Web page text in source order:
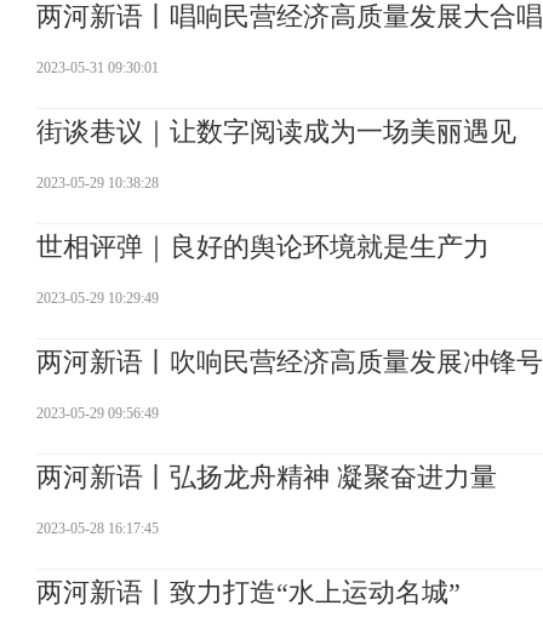
两河新语丨唱响民营经济高质量发展大合唱
2023-05-31 09:30:01
街谈巷议｜让数字阅读成为一场美丽遇见
2023-05-29 10:38:28
世相评弹｜良好的舆论环境就是生产力
2023-05-29 10:29:49
两河新语丨吹响民营经济高质量发展冲锋号
2023-05-29 09:56:49
两河新语丨弘扬龙舟精神 凝聚奋进力量
2023-05-28 16:17:45
两河新语丨致力打造“水上运动名城”